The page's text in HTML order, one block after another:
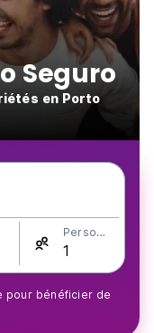
Seguro
en Porto
Personnes
pour bénéficier de